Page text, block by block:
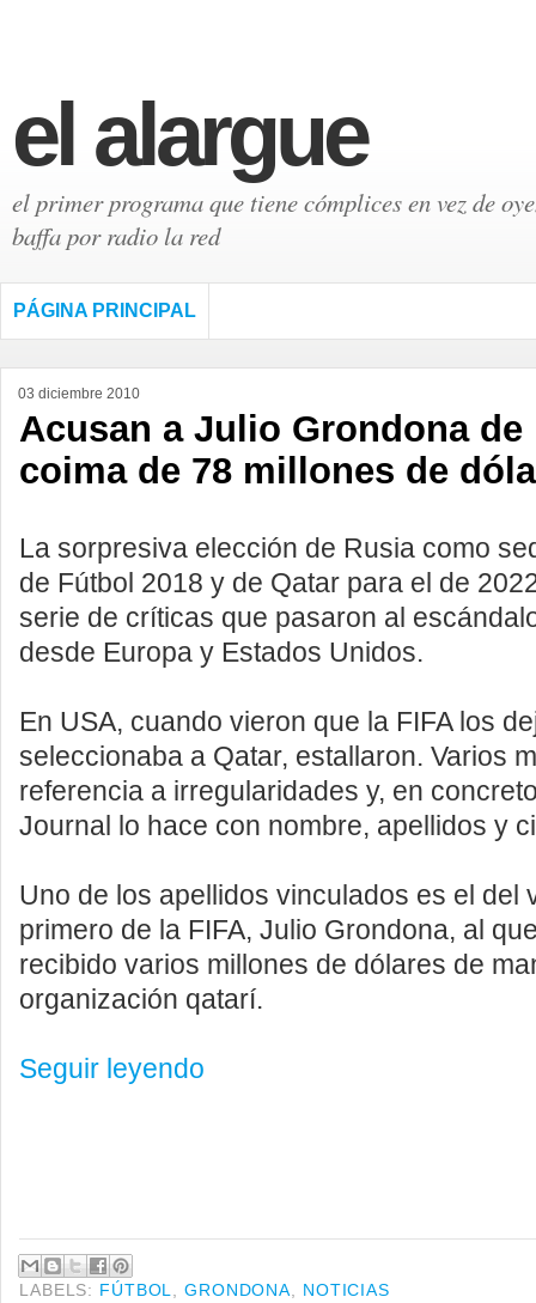
el alargue
el primer programa que tiene cómplices en vez de
baffa por radio la red
PÁGINA PRINCIPAL
03 diciembre 2010
Acusan a Julio Grondona
coima de 78 millones de
La sorpresiva elección de Rusia como
de Fútbol 2018 y de Qatar para el de
serie de críticas que pasaron al
desde Europa y Estados Unidos.
En USA, cuando vieron que la FIFA los
seleccionaba a Qatar, estallaron. Varios
referencia a irregularidades y, en
Journal lo hace con nombre, apellidos y
Uno de los apellidos vinculados es el del
primero de la FIFA, Julio Grondona, al
recibido varios millones de dólares de
organización qatarí.
Seguir leyendo
LABELS: FÚTBOL ,GRONDONA NOTICIAS